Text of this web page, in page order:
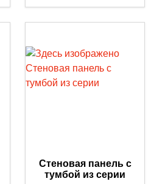
Стеновая панель с
тумбой из серии